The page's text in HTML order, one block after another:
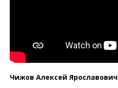
Чижов Алексей Ярославович